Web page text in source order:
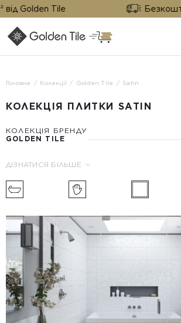
Golden Tile
САЙТ
Головна Колекції Golden Tile Satin
КОЛЕКЦІЯ ПЛИТКИ SATIN
КОЛЕКЦІЯ БРЕНДУ
GOLDEN TILE
ДІЗНАТИСЯ БІЛЬШЕ